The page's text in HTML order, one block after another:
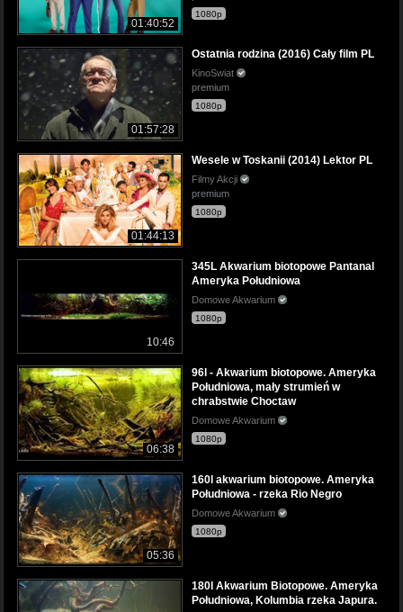
01:40:52
1080p
01:57:28
Ostatnia rodzina (2016) Cały film PL
KinoSwiat
premium
1080p
01:44:13
Wesele w Toskanii (2014) Lektor PL
Filmy Akcji
premium
1080p
10:46
345L Akwarium biotopowe Pantanal
Ameryka Południowa
Domowe Akwarium
1080p
06:38
96l - Akwarium biotopowe. Ameryka
Południowa, mały strumień w
chrabstwie Choctaw
Domowe Akwarium
1080p
05:36
160l akwarium biotopowe. Ameryka
Południowa - rzeka Rio Negro
Domowe Akwarium
1080p
180l Akwarium Biotopowe. Ameryka
Południowa, Kolumbia rzeka Japura.